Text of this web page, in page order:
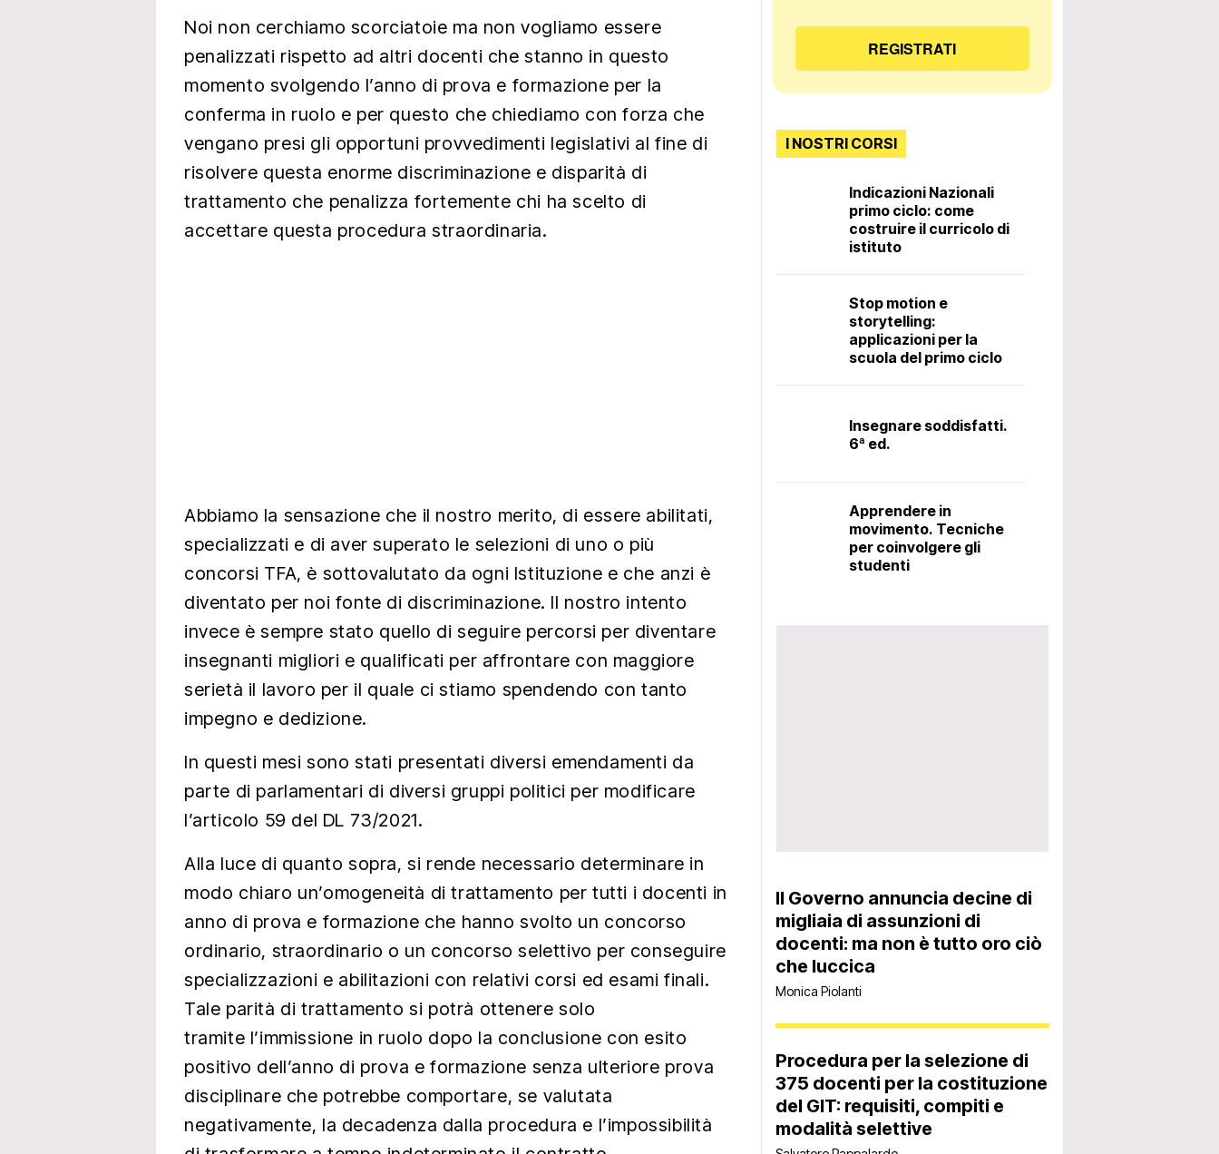
Noi non cerchiamo scorciatoie ma non vogliamo essere
penalizzati rispetto ad altri docenti che stanno in questo
momento svolgendo l’anno di prova e formazione per la
conferma in ruolo e per questo che chiediamo con forza che
vengano presi gli opportuni provvedimenti legislativi al fine di
risolvere questa enorme discriminazione e disparità di
trattamento che penalizza fortemente chi ha scelto di
accettare questa procedura straordinaria.
Abbiamo la sensazione che il nostro merito, di essere abilitati,
specializzati e di aver superato le selezioni di uno o più
concorsi TFA, è sottovalutato da ogni Istituzione e che anzi è
diventato per noi fonte di discriminazione. Il nostro intento
invece è sempre stato quello di seguire percorsi per diventare
insegnanti migliori e qualificati per affrontare con maggiore
serietà il lavoro per il quale ci stiamo spendendo con tanto
impegno e dedizione.
In questi mesi sono stati presentati diversi emendamenti da
parte di parlamentari di diversi gruppi politici per modificare
l’articolo 59 del DL 73/2021.
Alla luce di quanto sopra, si rende necessario determinare in
modo chiaro un’omogeneità di trattamento per tutti i docenti in
anno di prova e formazione che hanno svolto un concorso
ordinario, straordinario o un concorso selettivo per conseguire
specializzazioni e abilitazioni con relativi corsi ed esami finali.
Tale parità di trattamento si potrà ottenere solo
tramite l’immissione in ruolo dopo la conclusione con esito
positivo dell’anno di prova e formazione senza ulteriore prova
disciplinare che potrebbe comportare, se valutata
negativamente, la decadenza dalla procedura e l’impossibilità
REGISTRATI
I NOSTRI CORSI
Indicazioni Nazionali
primo ciclo: come
costruire il curricolo di
istituto
Stop motion e
storytelling:
applicazioni per la
scuola del primo ciclo
Insegnare soddisfatti.
6ª ed.
Apprendere in
movimento. Tecniche
per coinvolgere gli
studenti
Il Governo annuncia decine di
migliaia di assunzioni di
docenti: ma non è tutto oro ciò
che luccica
Monica Piolanti
Procedura per la selezione di
375 docenti per la costituzione
del GIT: requisiti, compiti e
modalità selettive